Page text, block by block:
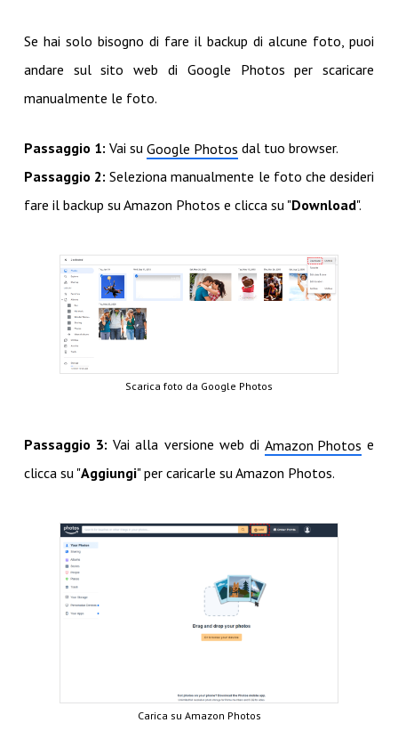
Se hai solo bisogno di fare il backup di alcune foto, puoi
andare sul sito web di Google Photos per scaricare
manualmente le foto.
Passaggio 1: Vai su Google Photos dal tuo browser.
Passaggio 2:Seleziona manualmente le foto che desideri
fare il backup su Amazon Photos e clicca su "Download".
Scarica foto da Google Photos
Passaggio 3:Vai alla versione web di Amazon Photos e
clicca su "Aggiungi" per caricarle su Amazon Photos.
Carica su Amazon Photos